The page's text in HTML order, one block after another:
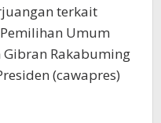
terkait
Umum
Gibran Rakabuming
(cawapres)